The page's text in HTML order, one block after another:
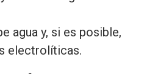
agua y, si es posible,
electrolíticas.